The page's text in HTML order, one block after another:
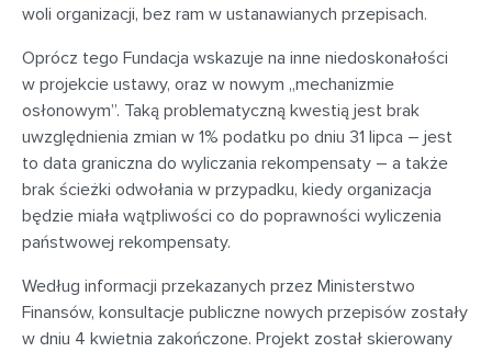
woli organizacji, bez ram w ustanawianych przepisach.
Oprócz tego Fundacja wskazuje na inne niedoskonałości
w projekcie ustawy, oraz w nowym „mechanizmie
osłonowym”. Taką problematyczną kwestią jest brak
uwzględnienia zmian w 1% podatku po dniu 31 lipca – jest
to data graniczna do wyliczania rekompensaty – a także
brak ścieżki odwołania w przypadku, kiedy organizacja
będzie miała wątpliwości co do poprawności wyliczenia
państwowej rekompensaty.
Według informacji przekazanych przez Ministerstwo
Finansów, konsultacje publiczne nowych przepisów zostały
w dniu 4 kwietnia zakończone. Projekt został skierowany